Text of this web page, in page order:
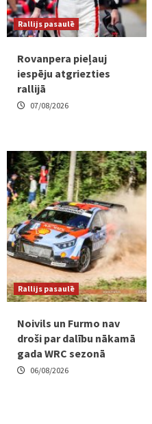
Rallijs pasaulē
Rovanpera pieļauj
iespēju atgriezties
rallijā
07/08/2026
Rallijs pasaulē
Noivils un Furmo nav
droši par dalību nākamā
gada WRC sezonā
06/08/2026